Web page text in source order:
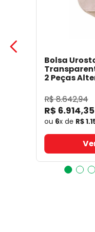
Bolsa
2 Peças
R$8.642,94
R$ 6.914,35
ou 6x de R$1.